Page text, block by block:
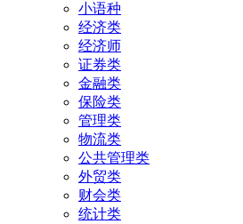
小语种
经济类
经济师
证券类
金融类
保险类
管理类
物流类
公共管理类
外贸类
财会类
统计类